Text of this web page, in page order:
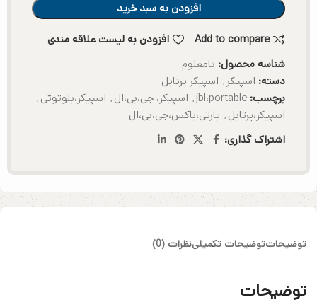
افزودن به سبد خرید
Add to compare
افزودن به لیست علاقه مندی
شناسه محصول: نامعلوم
دسته: اسپیکر , اسپیکر پرتابل
برچسب: jbl،portable, اسپیکر، جی،بی،ال, اسپیکر،بلوتوثی,
اسپیکر،پرتابل, پارتی،باکس،جی،بی،ال
اشتراک گذاری:
توضیحاتتوضیحات تکمیلینظرات (0)
توضیحات